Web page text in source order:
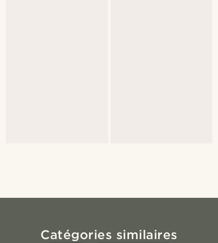
Catégories similaires